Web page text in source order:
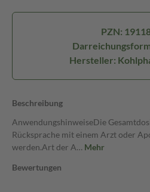
PZN:
Hersteller:
Beschreibung
AnwendungshinweiseDie
Rücksprache mit einem Arzt oder
werden.Art der A… Mehr
Bewertungen